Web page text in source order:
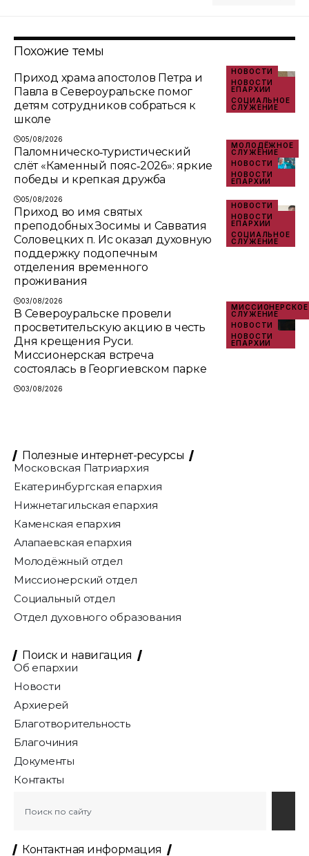
Похожие темы
НОВОСТИ
НОВОСТИ
ЕПАРХИИ
СОЦИАЛЬНОЕ
СЛУЖЕНИЕ
Приход храма апостолов Петра и
Павла в Североуральске помог
детям сотрудников собраться к
школе
05/08/2026
МОЛОДЁЖНОЕ
СЛУЖЕНИЕ
НОВОСТИ
НОВОСТИ
ЕПАРХИИ
Паломническо‑туристический
слёт «Каменный пояс‑2026»: яркие
победы и крепкая дружба
05/08/2026
НОВОСТИ
НОВОСТИ
ЕПАРХИИ
СОЦИАЛЬНОЕ
СЛУЖЕНИЕ
Приход во имя святых
преподобных Зосимы и Савватия
Соловецких п. Ис оказал духовную
поддержку подопечным
отделения временного
проживания
03/08/2026
МИССИОНЕРСКОЕ
СЛУЖЕНИЕ
НОВОСТИ
НОВОСТИ
ЕПАРХИИ
В Североуральске провели
просветительскую акцию в честь
Дня крещения Руси.
Миссионерская встреча
состоялась в Георгиевском парке
03/08/2026
Полезные интернет-ресурсы
Московская Патриархия
Екатеринбургская епархия
Нижнетагильская епархия
Каменская епархия
Алапаевская епархия
Молодёжный отдел
Миссионерский отдел
Социальный отдел
Отдел духовного образования
Поиск и навигация
Об епархии
Новости
Архиерей
Благотворительность
Благочиния
Документы
Контакты
Контактная информация